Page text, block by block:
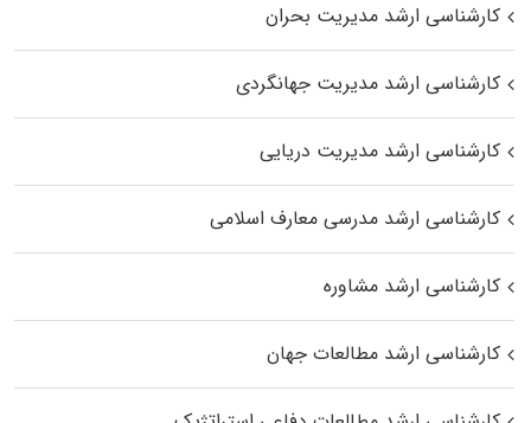
کارشناسی ارشد مدیریت بحران
کارشناسی ارشد مدیریت جهانگردی
کارشناسی ارشد مدیریت دریایی
کارشناسی ارشد مدرسی معارف اسلامی
کارشناسی ارشد مشاوره
کارشناسی ارشد مطالعات جهان